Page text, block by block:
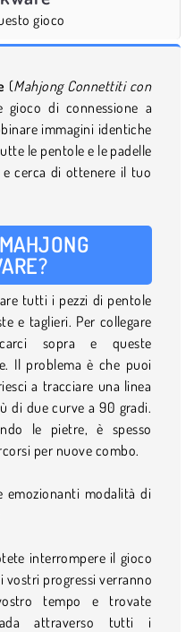
gioco
(Mahjong Connettiti con
di connessione a
immagini identiche
le pentole e le padelle
cerca di ottenere il tuo
tutti i pezzi di pentole
e taglieri. Per collegare
sopra e queste
Il problema è che puoi
a tracciare una linea
di due curve a 90 gradi.
le pietre, è spesso
per nuove combo.
emozionanti modalità di
interrompere il gioco
vostri progressi verranno
tempo e trovate
attraverso tutti i